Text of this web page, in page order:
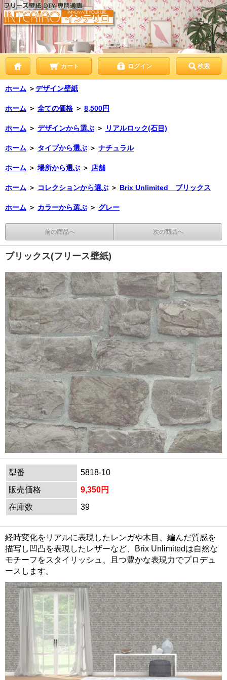
カート ログイン 検索
ホーム ＞デザイン壁紙
ホーム ＞ 全ての価格 ＞ 8,500円
ホーム ＞ デザインから選ぶ ＞ リアルロック(石目)
ホーム ＞ タイプから選ぶ ＞ ナチュラル
ホーム ＞ 場所から選ぶ ＞ 店舗
ホーム ＞ コレクションから選ぶ ＞ Brix Unlimited ブリックス
ホーム ＞ カラーから選ぶ ＞ グレー
前の商品へ 次の商品へ
ブリックス(フリース壁紙)
型番
5818-10
販売価格
9,350円
在庫数
39
経時変化をリアルに表現したレンガや木目、編んだ質感を
描写し凹凸を表現したレザーなど、Brix Unlimitedは自然な
モチーフをスタイリッシュ、且つ豊かな表現力でプロデュ
ースします。